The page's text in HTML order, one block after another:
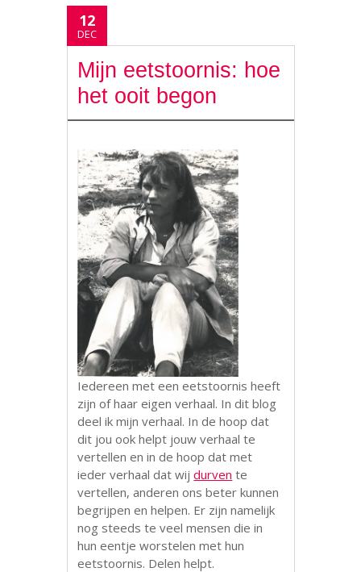
12
DEC
Mijn eetstoornis: hoe
het ooit begon
Iedereen met een eetstoornis heeft
zijn of haar eigen verhaal. In dit blog
deel ik mijn verhaal. In de hoop dat
dit jou ook helpt jouw verhaal te
vertellen en in de hoop dat met
ieder verhaal dat wijdurven te
vertellen, anderen ons beter kunnen
begrijpen en helpen. Er zijn namelijk
nog steeds te veel mensen die in
hun eentje worstelen met hun
eetstoornis. Delen helpt.